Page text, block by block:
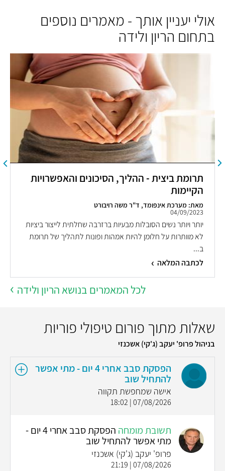
אולי יעניין אותך - מאמרים נוספים
בתחום הריון ולידה
תרומת ביצית - ההליך, הסיכונים והאפשרויות
הקיימות
מאת: מערכת אינפומד, ד"ר משה רויבורט
04/09/2023
יותר ויותר נשים הסובלות מבעיות ברזרבה שחלתית לייצור ביציות
לא מוותרות על חלומן להיות אמהות ופונות לתהליך של תרומת
ב...
לכתבה המלאה
לכל המאמרים בנושא הריון ולידה
שאלות מתוך פורום טיפולי פוריות
בניהול פרופ' יעקב (ג'קי) אשכנזי
הפסקת סבב אחרי 4 יום - מתי אפשר
להתחיל שוב
אישה שמחפשת תקווה
07/08/2026 | 18:02
תשובת מומחה
הפסקת סבב אחרי 4 יום -
מתי אפשר להתחיל שוב
פרופ' יעקב (ג'קי) אשכנזי
07/08/2026 | 21:19